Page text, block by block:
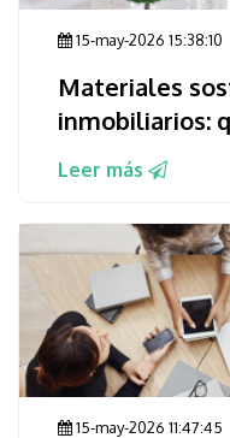
15-may-2026 15:38:10
Materiales
inmobiliarios:
Leer más
15-may-2026 11:47:45